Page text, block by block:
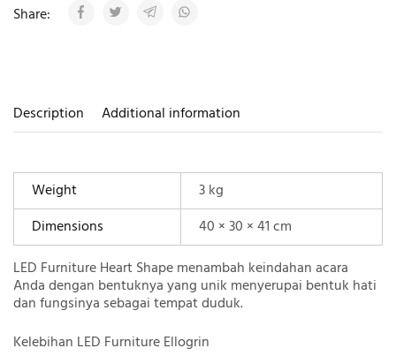
Share:
Description Additional information
Weight
3 kg
Dimensions
40 × 30 × 41 cm
LED Furniture Heart Shape menambah keindahan acara
Anda dengan bentuknya yang unik menyerupai bentuk hati
dan fungsinya sebagai tempat duduk.
Kelebihan LED Furniture Ellogrin